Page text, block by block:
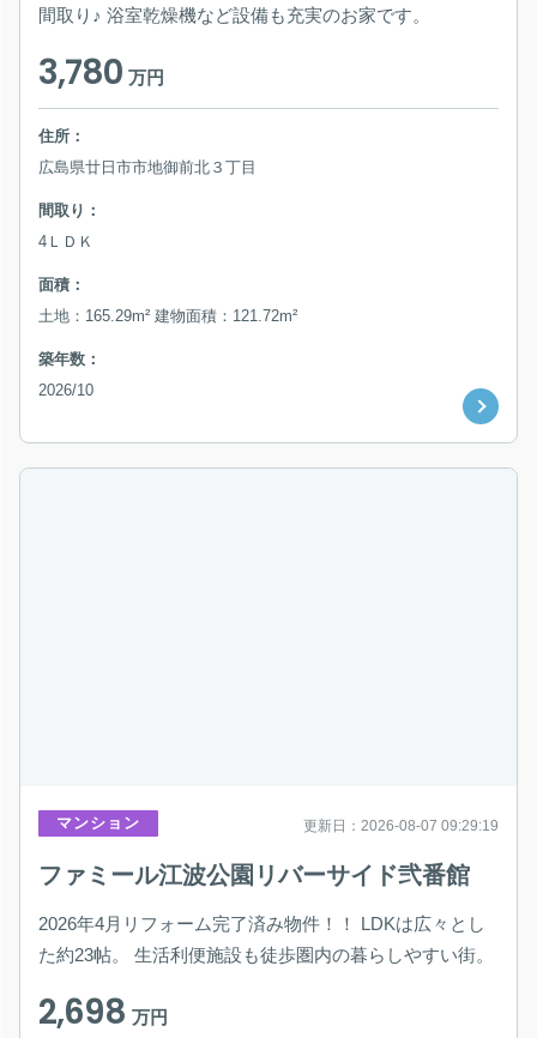
間取り♪ 浴室乾燥機など設備も充実のお家です。
3,780万円
住所：
広島県廿日市市地御前北３丁目
間取り：
4ＬＤＫ
面積：
土地：165.29m² 建物面積：121.72m²
築年数：
2026/10
マンション 更新日：2026-08-07 09:29:19
ファミール江波公園リバーサイド弐番館
2026年4月リフォーム完了済み物件！！ LDKは広々とし
た約23帖。 生活利便施設も徒歩圏内の暮らしやすい街。
2,698万円